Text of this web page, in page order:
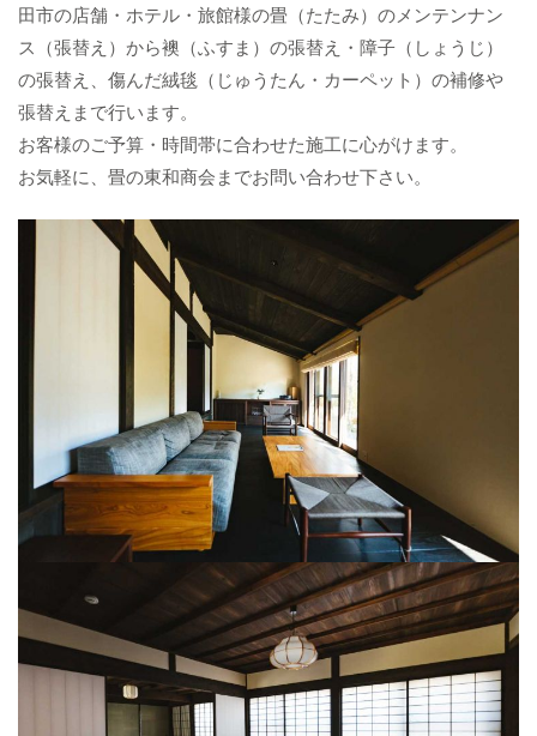
田市の店舗・ホテル・旅館様の畳（たたみ）のメンテンナン
ス（張替え）から襖（ふすま）の張替え・障子（しょうじ）
の張替え、傷んだ絨毯（じゅうたん・カーペット）の補修や
張替えまで行います。
お客様のご予算・時間帯に合わせた施工に心がけます。
お気軽に、畳の東和商会までお問い合わせ下さい。